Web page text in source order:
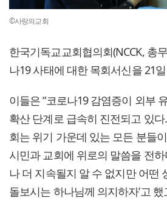
©사랑의교회
한국기독교교회협의회(NCCK, 총
나19 사태에 대한 목회서신을 21
이들은 “코로나19 감염증이 외부
확산 단계로 급속히 진전되고 있
회는 위기 가운데 있는 모든 분들
시민과 교회에 위로의 말씀을 전하
나 더 지속될지 알 수 없지만 어떤
돌보시는 하나님께 의지하자’고 했